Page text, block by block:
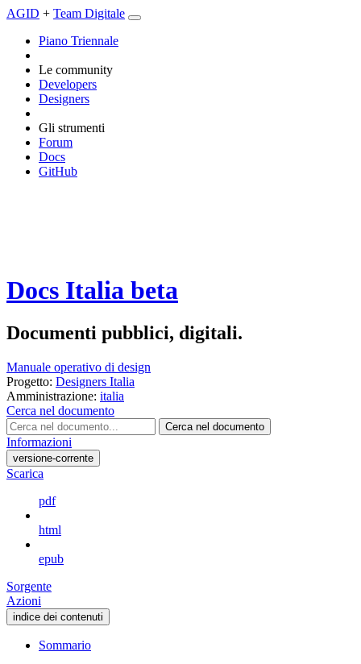
AGID + Team Digitale
Piano Triennale
Le community
Developers
Designers
Gli strumenti
Forum
Docs
GitHub
Docs Italia beta
Documenti pubblici, digitali.
Manuale operativo di design
Progetto: Designers Italia
Amministrazione: italia
Cerca nel documento
Cerca nel documento
Informazioni
versione-corrente
Scarica
pdf
html
epub
Sorgente
Azioni
indice dei contenuti
Sommario